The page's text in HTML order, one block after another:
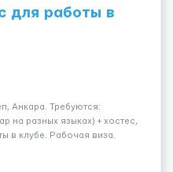
для работы в
Анкара. Требуются:
на разных языках) + хостеc,
в клубе. Рабочая виза.
Высокая зарплат...